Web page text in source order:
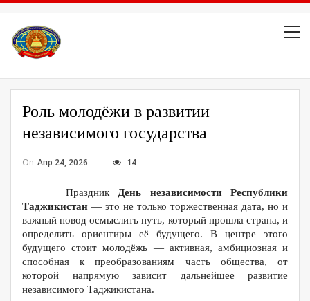
Роль молодёжи в развитии
независимого государства
On Апр 24, 2026 14
Праздник День независимости Республики
Таджикистан — это не только торжественная дата, но и
важный повод осмыслить путь, который прошла страна, и
определить ориентиры её будущего. В центре этого
будущего стоит молодёжь — активная, амбициозная и
способная к преобразованиям часть общества, от
которой напрямую зависит дальнейшее развитие
независимого Таджикистана.